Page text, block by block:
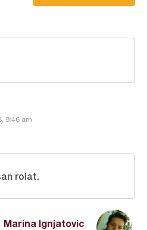
9:46 am
Marina Ignjatovic
rolat.